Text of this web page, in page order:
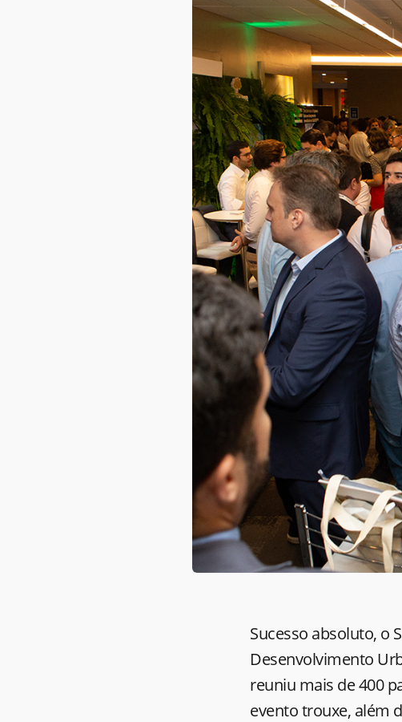
Sucesso absoluto, o
Desenvolvimento
reuniu mais de 400
evento trouxe, além